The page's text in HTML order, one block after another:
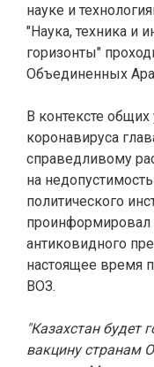
науке и
"Наука, техника и
горизонты"
Объединенных
В контексте
коронавируса
справедливому
на
политического
проинформировал
антиковидного
настоящее время
ВОЗ.
"Казахстан будет
вакцину странам